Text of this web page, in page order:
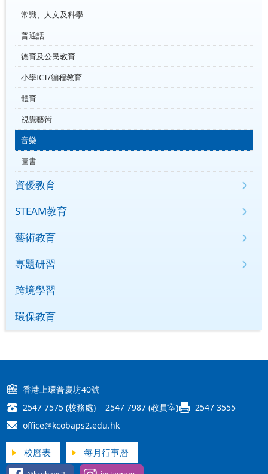
常識、人文及科學
普通話
德育及公民教育
小學ICT/編程教育
體育
視覺藝術
音樂
圖書
資優教育
STEAM教育
藝術教育
專題研習
跨境學習
環保教育
香港上環普慶坊40號
2547 7575 (校務處) 2547 7987 (教員室)
2547 3555
office@kcobaps2.edu.hk
校曆表 每月行事曆